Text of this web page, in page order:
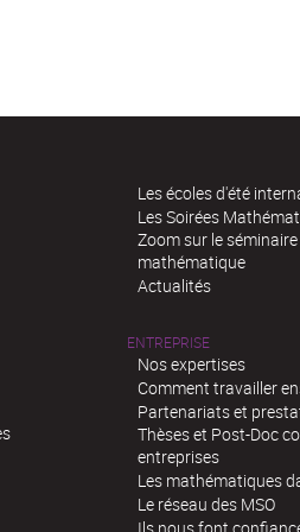
Les écoles d'été
Les Soirées
Zoom sur le
mathématique
Actualités
ENTREPRISE
Nos expertises
Comment travailler
Partenariats et
Thèses et Post-Doc
entreprises
Les mathématiques
Le réseau des MSO